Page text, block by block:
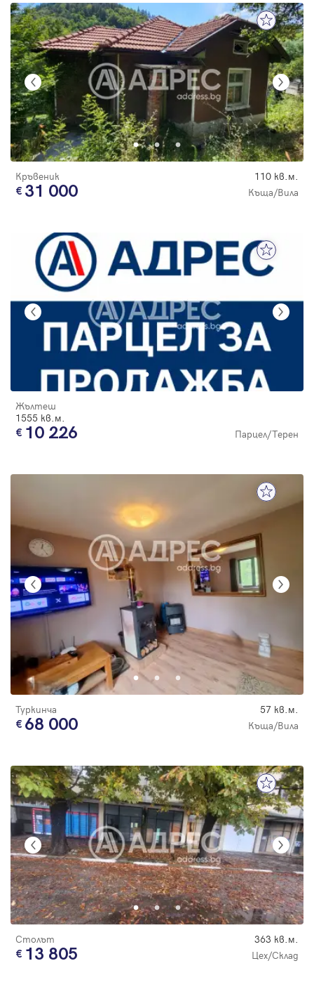
Кръвеник 110 кв.м.
31 000 Къща/Вила
Жълтеш
1555 кв.м.
10 226 Парцел/Терен
Туркинча 57 кв.м.
68 000 Къща/Вила
Столът 363 кв.м.
13 805 Цех/Склад